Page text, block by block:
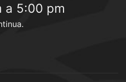
a 5:00 pm